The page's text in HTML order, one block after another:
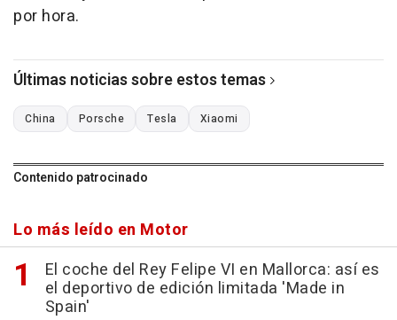
por hora.
Últimas noticias sobre estos temas
China Porsche Tesla Xiaomi
Contenido patrocinado
Lo más leído en Motor
El coche del Rey Felipe VI en Mallorca: así es
el deportivo de edición limitada 'Made in
Spain'